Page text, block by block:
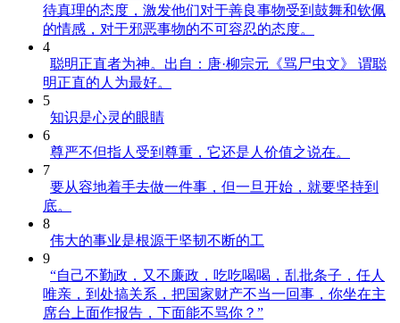
待真理的态度，激发他们对于善良事物受到鼓舞和钦佩
的情感，对于邪恶事物的不可容忍的态度。
4
聪明正直者为神。出自：唐·柳宗元《骂尸虫文》 谓聪
明正直的人为最好。
5
知识是心灵的眼睛
6
尊严不但指人受到尊重，它还是人价值之说在。
7
要从容地着手去做一件事，但一旦开始，就要坚持到
底。
8
伟大的事业是根源于坚韧不断的工
9
“自己不勤政，又不廉政，吃吃喝喝，乱批条子，任人
唯亲，到处搞关系，把国家财产不当一回事，你坐在主
席台上面作报告，下面能不骂你？”